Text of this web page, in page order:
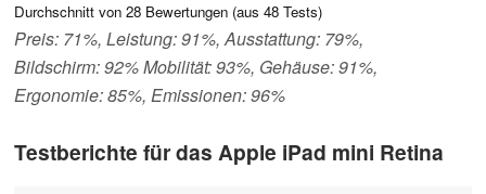
Durchschnitt von 28 Bewertungen (aus 48 Tests)
Preis: 71%, Leistung: 91%, Ausstattung: 79%,
Bildschirm: 92% Mobilität: 93%, Gehäuse: 91%,
Ergonomie: 85%, Emissionen: 96%
Testberichte für das Apple iPad mini Retina